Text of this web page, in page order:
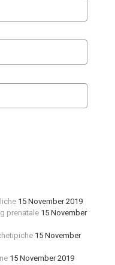
15 November 2019
prenatale 15 November
15 November
15 November 2019